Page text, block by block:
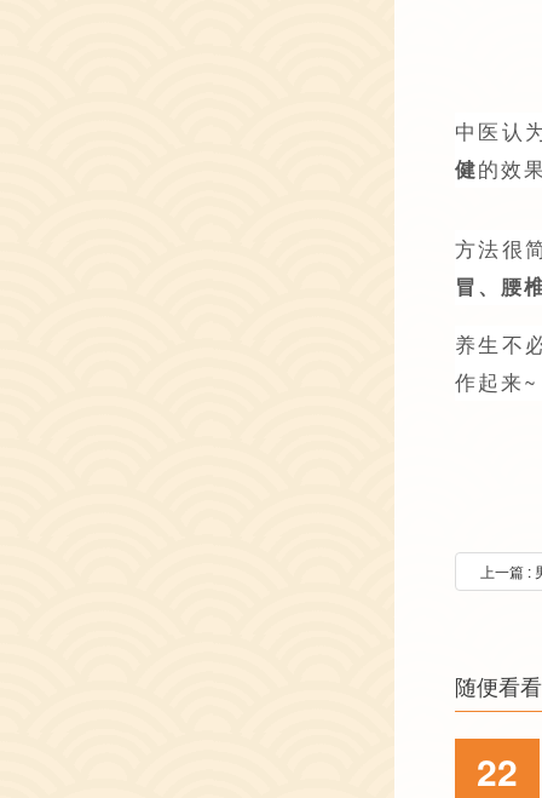
中医认
健的效
方法很
冒、腰
养生不
作起来~
上一篇 :
随便看看
22